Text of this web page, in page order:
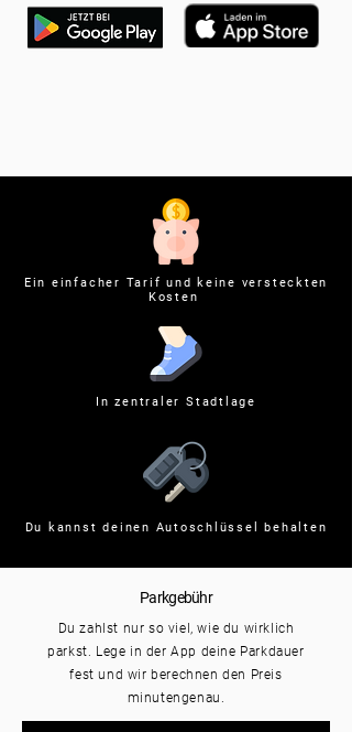
Ein einfacher Tarif und keine versteckten
Kosten
In zentraler Stadtlage
Du kannst deinen Autoschlüssel behalten
Parkgebühr
Du zahlst nur so viel, wie du wirklich
parkst. Lege in der App deine Parkdauer
fest und wir berechnen den Preis
minutengenau.